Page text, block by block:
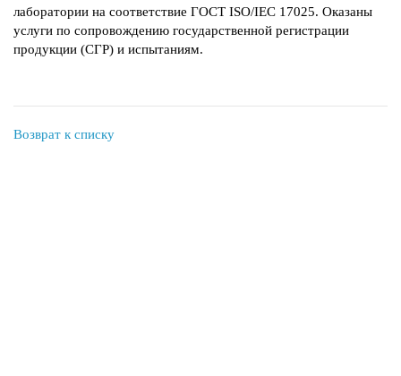
лаборатории на соответствие ГОСТ ISO/IEC 17025. Оказаны
услуги по сопровождению государственной регистрации
продукции (СГР) и испытаниям.
Возврат к списку